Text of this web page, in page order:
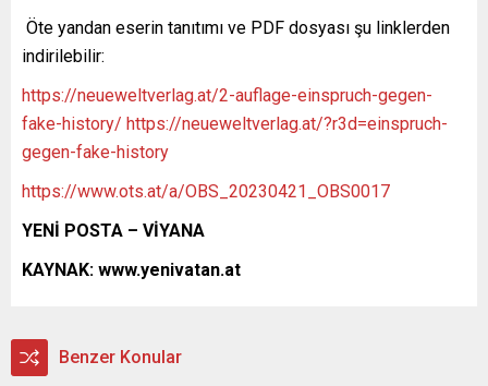
Öte yandan eserin tanıtımı ve PDF dosyası şu linklerden
indirilebilir:
https://neueweltverlag.at/2-auflage-einspruch-gegen-
fake-history/ https://neueweltverlag.at/?r3d=einspruch-
gegen-fake-history
https://www.ots.at/a/OBS_20230421_OBS0017
YENİ POSTA – VİYANA
KAYNAK: www.yenivatan.at
Benzer Konular